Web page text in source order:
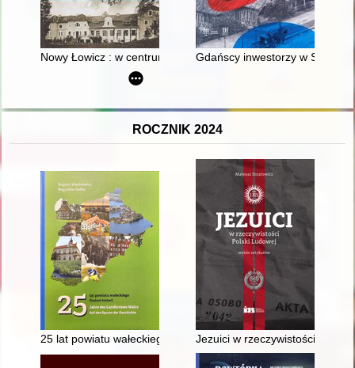
Nowy Łowicz : w centrum poligonu drawskiego od
Gdańscy inwestorzy w
ROCZNIK 2024
25 lat powiatu wałeckiego : śladami historii = 25 Jahre des
Jezuici w rzeczywistości Polski